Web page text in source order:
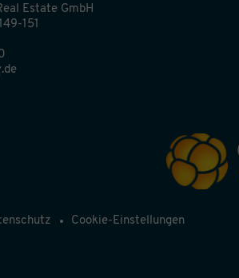
Estate GmbH
151
Cookie-Einstellungen